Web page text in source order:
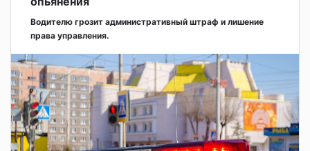
Водителю грозит административный штраф и лишение
права управления.